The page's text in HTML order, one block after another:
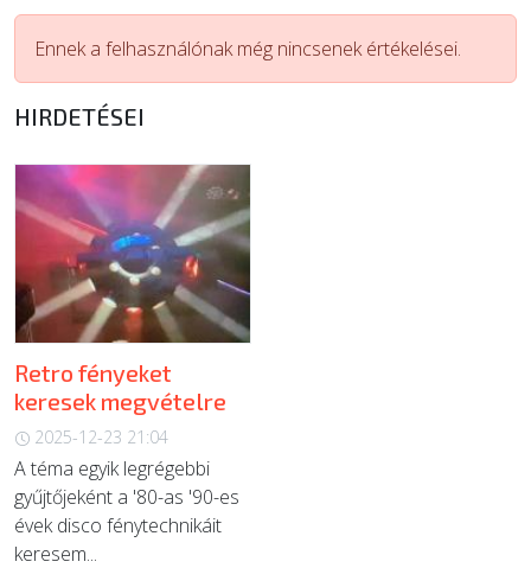
SZOLGÁLTATÁSOK
Ennek a felhasználónak még nincsenek értékelései.
HIRDETÉSEI
Retro fényeket
keresek megvételre
2025-12-23 21:04
A téma egyik legrégebbi
gyűjtőjeként a '80-as '90-es
évek disco fénytechnikáit
keresem...